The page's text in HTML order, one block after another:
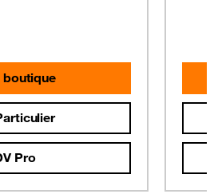
boutique
Pro